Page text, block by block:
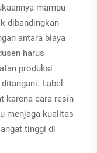
mampu
dibandingkan
antara biaya
harus
produksi
Label
karena cara resin
menjaga kualitas
tinggi di